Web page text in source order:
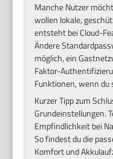
Manche Nutzer
wollen lokale,
entsteht bei Cloud-
Ändere
möglich, ein
Faktor-
Funktionen, wenn du
Kurzer Tipp zum
Grundeinstellungen.
Empfindlichkeit bei
So findest du die
Komfort und